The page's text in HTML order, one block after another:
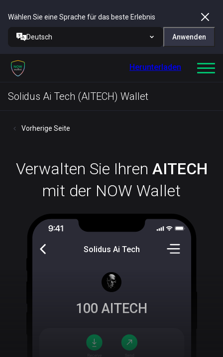
Wählen Sie eine Sprache für das beste Erlebnis
Deutsch Anwenden
Herunterladen
Solidus Ai Tech (AITECH) Wallet
Vorherige Seite
Verwalten Sie Ihren AITECH
mit der NOW Wallet
Solidus Ai Tech
100 AITECH